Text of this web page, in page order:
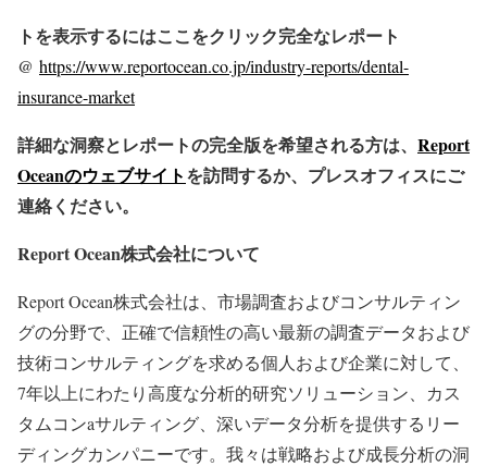
トを表示するにはここをクリック完全なレポート
@ https://www.reportocean.co.jp/industry-reports/dental-
insurance-market
詳細な洞察とレポートの完全版を希望される方は、 Report
Oceanのウェブサイトを訪問するか、プレスオフィスにご
連絡ください。
Report Ocean株式会社について
Report Ocean株式会社は、市場調査およびコンサルティン
グの分野で、正確で信頼性の高い最新の調査データおよび
技術コンサルティングを求める個人および企業に対して、
7年以上にわたり高度な分析的研究ソリューション、カス
タムコンaサルティング、深いデータ分析を提供するリー
ディングカンパニーです。我々は戦略および成長分析の洞